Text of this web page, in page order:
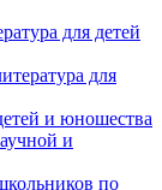
для детей
для
и юношества
и
по